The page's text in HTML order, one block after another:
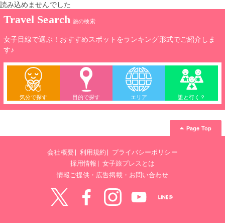
読み込めませんでした
Travel Search 旅の検索
女子目線で選ぶ！おすすめスポットをランキング形式でご紹介しま
す♪
気分で探す 目的で探す エリア 誰と行く？
Page Top
会社概要 利用規約
プライバシーポリシー
採用情報
女子旅プレスとは
情報ご提供・広告掲載・お問い合わせ